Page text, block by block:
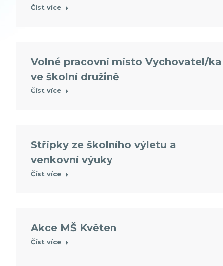
Číst více
Volné pracovní místo Vychovatel/ka
ve školní družině
Číst více
Střípky ze školního výletu a
venkovní výuky
Číst více
Akce MŠ Květen
Číst více